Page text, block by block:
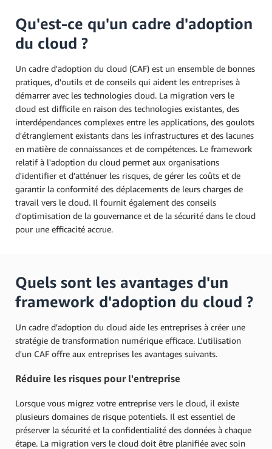
Qu'est-ce qu'un cadre d'adoption
du cloud ?
Un cadre d'adoption du cloud (CAF) est un ensemble de bonnes
pratiques, d'outils et de conseils qui aident les entreprises à
démarrer avec les technologies cloud. La migration vers le
cloud est difficile en raison des technologies existantes, des
interdépendances complexes entre les applications, des goulots
d'étranglement existants dans les infrastructures et des lacunes
en matière de connaissances et de compétences. Le framework
relatif à l'adoption du cloud permet aux organisations
d'identifier et d'atténuer les risques, de gérer les coûts et de
garantir la conformité des déplacements de leurs charges de
travail vers le cloud. Il fournit également des conseils
d'optimisation de la gouvernance et de la sécurité dans le cloud
pour une efficacité accrue.
Quels sont les avantages d'un
framework d'adoption du cloud ?
Un cadre d'adoption du cloud aide les entreprises à créer une
stratégie de transformation numérique efficace. L'utilisation
d'un CAF offre aux entreprises les avantages suivants.
Réduire les risques pour l'entreprise
Lorsque vous migrez votre entreprise vers le cloud, il existe
plusieurs domaines de risque potentiels. Il est essentiel de
préserver la sécurité et la confidentialité des données à chaque
étape. La migration vers le cloud doit être planifiée avec soin